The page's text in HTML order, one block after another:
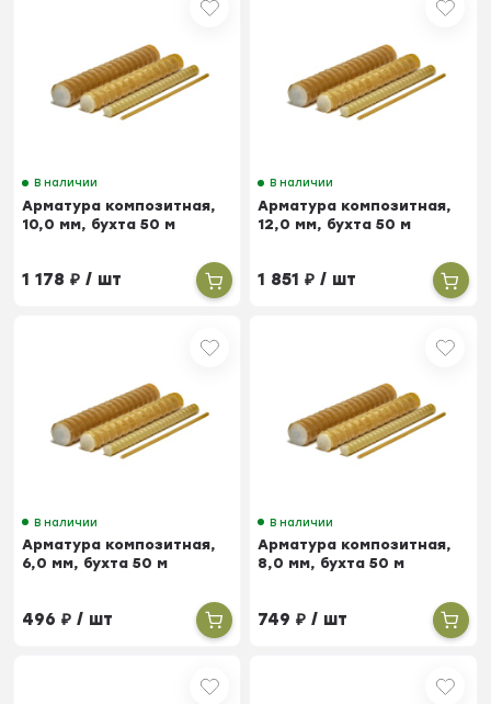
В наличии
Арматура композитная,
10,0 мм, бухта 50 м
1 178₽ / шт
В наличии
Арматура композитная,
12,0 мм, бухта 50 м
1 851₽ / шт
В наличии
Арматура композитная,
6,0 мм, бухта 50 м
496₽ / шт
В наличии
Арматура композитная,
8,0 мм, бухта 50 м
749₽ / шт